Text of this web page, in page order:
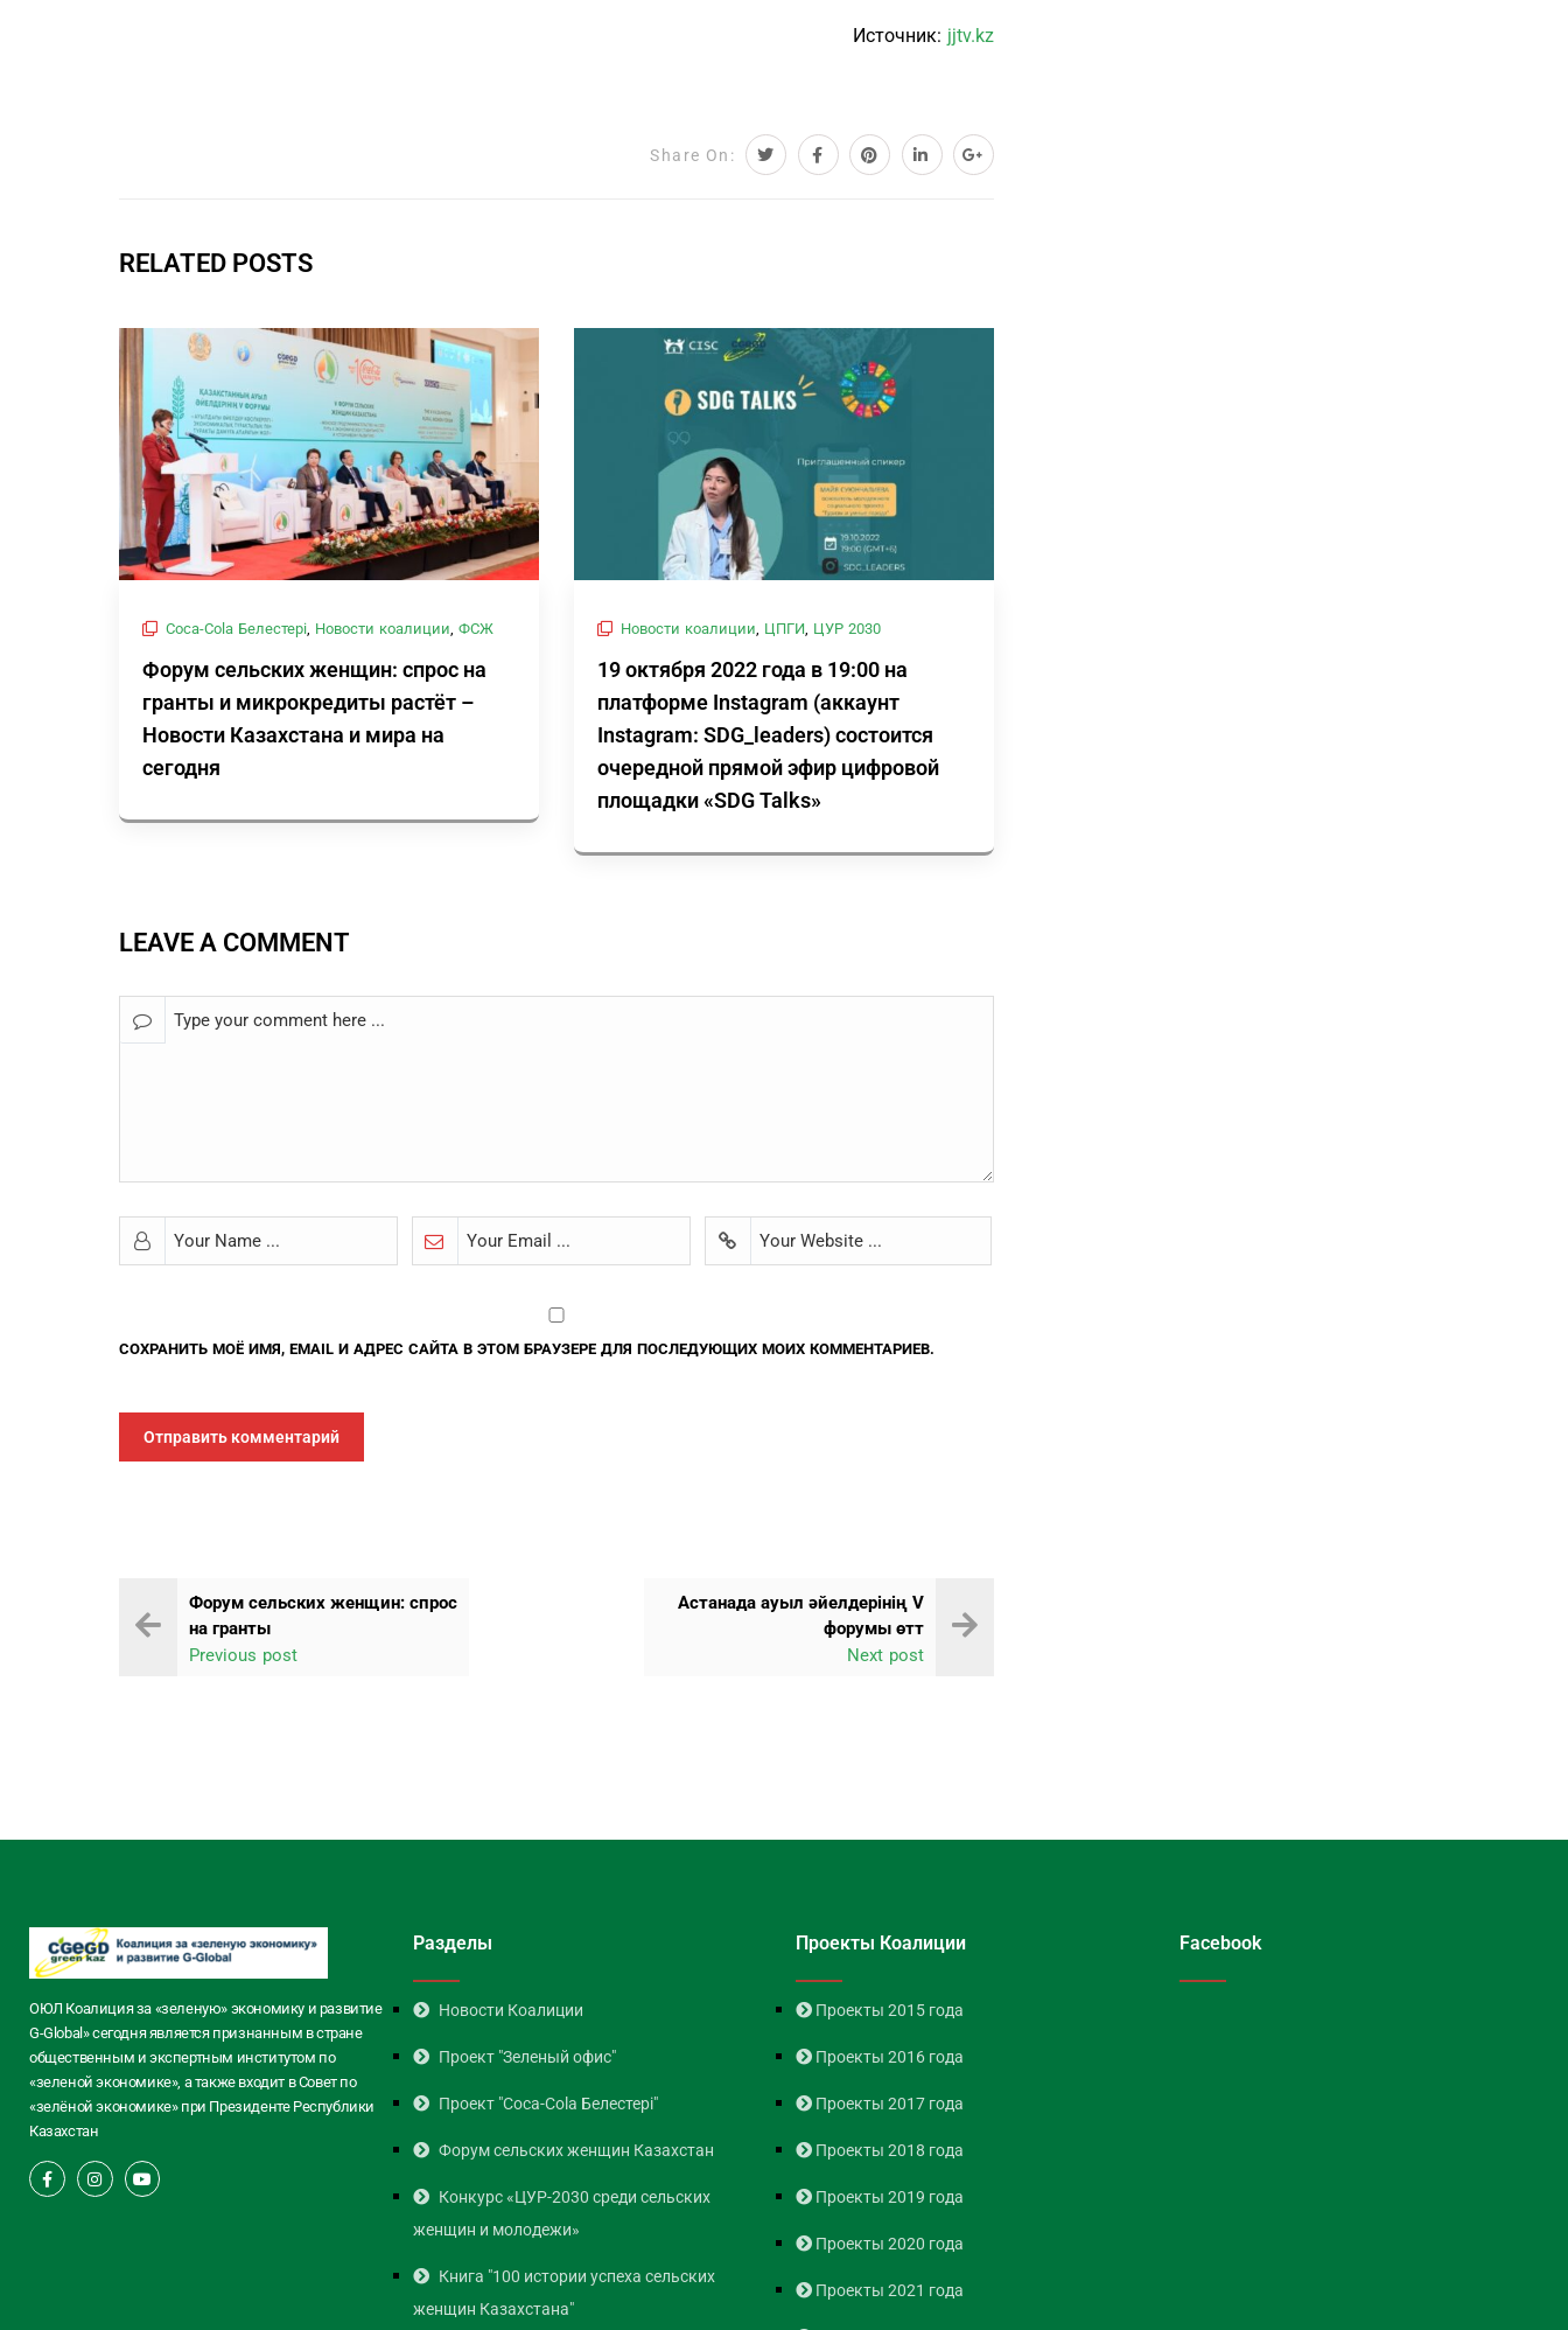
Источник: jjtv.kz
Share On:
RELATED POSTS
Coca-Cola Белестері Новости коалиции ФСЖ
Форум сельских женщин: спрос на
гранты и микрокредиты растёт –
Новости Казахстана и мира на
сегодня
Новости коалиции ЦПГИ ЦУР 2030
19 октября 2022 года в 19:00 на
платформе Instagram (аккаунт
Instagram: SDG_leaders) состоится
очередной прямой эфир цифровой
площадки «SDG Talks»
LEAVE A COMMENT
СОХРАНИТЬ МОЁ ИМЯ, EMAIL И АДРЕС САЙТА В ЭТОМ БРАУЗЕРЕ ДЛЯ ПОСЛЕДУЮЩИХ МОИХ КОММЕНТАРИЕВ.
Форум сельских женщин: спрос
на гранты
Previous post
Астанада ауыл әйелдерінің V
форумы өтт
Next post
ОЮЛ Коалиция за «зеленую» экономику и развитие
G-Global» сегодня является признанным в стране
общественным и экспертным институтом по
«зеленой экономике», а также входит в Совет по
«зелёной экономике» при Президенте Республики
Казахстан
Разделы
Новости Коалиции
Проект "Зеленый офис"
Проект "Coca-Cola Белестері"
Форум сельских женщин Казахстан
Конкурс «ЦУР-2030 среди сельских
женщин и молодежи»
Книга "100 истории успеха сельских
женщин Казахстана"
Проекты Коалиции
Проекты 2015 года
Проекты 2016 года
Проекты 2017 года
Проекты 2018 года
Проекты 2019 года
Проекты 2020 года
Проекты 2021 года
Facebook